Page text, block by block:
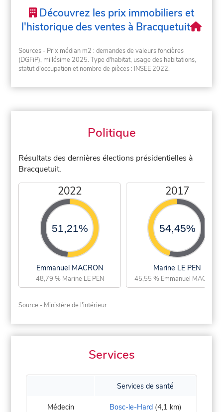
Découvrez les prix immobiliers et
l'historique des ventes à Bracquetuit
Sources - Prix médian m2 : demandes de valeurs foncières
(DGFiP), millésime 2025. Type d'habitat, usage des habitations,
statut d'occupation et nombre de pièces : INSEE 2022.
Politique
Résultats des dernières élections présidentielles à
Bracquetuit.
2022
51,21%
Emmanuel MACRON
48,79 % Marine LE PEN
2017
54,45%
Marine LE PEN
45,55 % Emmanuel MACRON
Source - Ministère de l'intérieur
Services
Services de santé
Médecin Bosc-le-Hard(4,1 km)